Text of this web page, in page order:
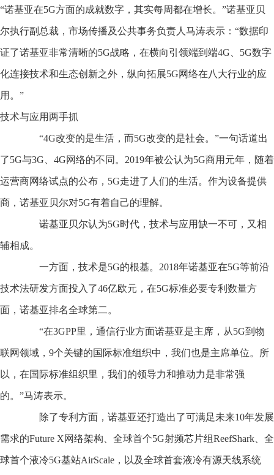
“诺基亚在5G方面的成就数字，其实每周都在增长。”诺基亚贝
尔执行副总裁，市场传播及公共事务负责人马涛表示：“数据印
证了诺基亚非常清晰的5G战略，在横向引领端到端4G、5G数字
化连接技术和生态创新之外，纵向拓展5G网络在八大行业的应
用。”
技术与应用两手抓
“4G改变的是生活，而5G改变的是社会。”一句话道出
了5G与3G、4G网络的不同。2019年被公认为5G商用元年，随着
运营商网络试点的公布，5G走进了人们的生活。作为设备提供
商，诺基亚贝尔对5G有着自己的理解。
诺基亚贝尔认为5G时代，技术与应用缺一不可，又相
辅相成。
一方面，技术是5G的根基。2018年诺基亚在5G等前沿
技术法研发方面投入了46亿欧元，在5G标准必要专利数量方
面，诺基亚排名全球第二。
“在3GPP里，通信行业方面诺基亚是主席，从5G到物
联网领域，9个关键的国际标准组织中，我们也是主席单位。所
以，在国际标准组织里，我们的领导力和推动力是非常强
的。”马涛表示。
除了专利方面，诺基亚还打造出了可满足未来10年发展
需求的Future X网络架构、全球首个5G射频芯片组ReefShark、全
球首个液冷5G基站AirScale，以及全球首套液冷有源天线系统